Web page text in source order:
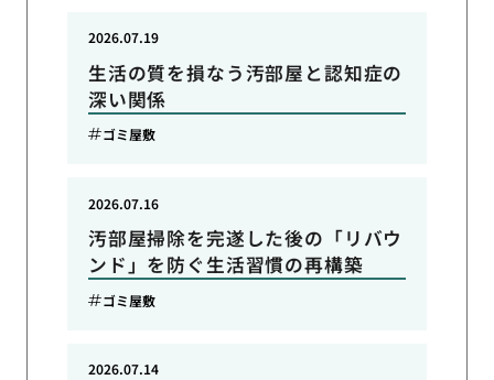
生活の質を損なう汚部屋と認知症の
深い関係
2026.07.19
ゴミ屋敷
汚部屋掃除を完遂した後の「リバウ
ンド」を防ぐ生活習慣の再構築
2026.07.16
ゴミ屋敷
2026.07.14